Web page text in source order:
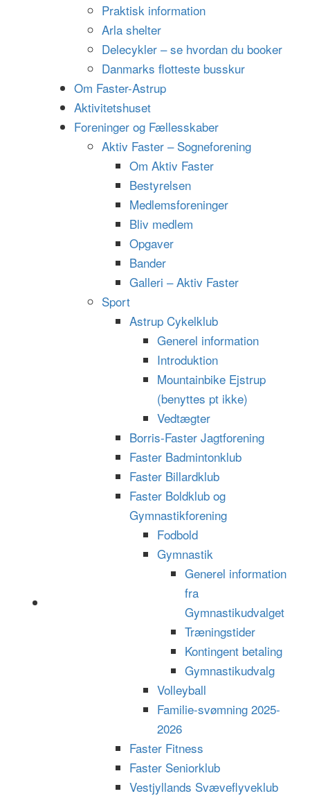
Praktisk information
Arla shelter
Delecykler – se hvordan du booker
Danmarks flotteste busskur
Om Faster-Astrup
Aktivitetshuset
Foreninger og Fællesskaber
Aktiv Faster – Sogneforening
Om Aktiv Faster
Bestyrelsen
Medlemsforeninger
Bliv medlem
Opgaver
Bander
Galleri – Aktiv Faster
Sport
Astrup Cykelklub
Generel information
Introduktion
Mountainbike Ejstrup
(benyttes pt ikke)
Vedtægter
Borris-Faster Jagtforening
Faster Badmintonklub
Faster Billardklub
Faster Boldklub og
Gymnastikforening
Fodbold
Gymnastik
Generel information
fra
Gymnastikudvalget
Træningstider
Kontingent betaling
Gymnastikudvalg
Volleyball
Familie-svømning 2025-
2026
Faster Fitness
Faster Seniorklub
Vestjyllands Svæveflyveklub